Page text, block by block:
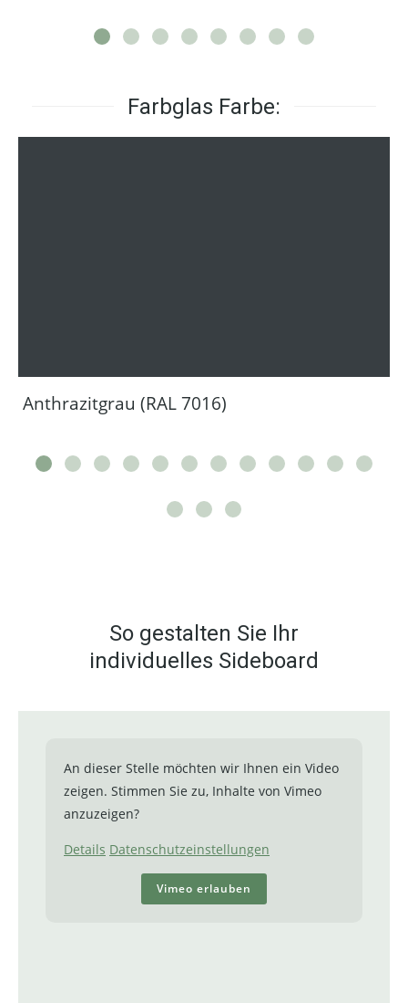
Farbglas Farbe:
Anthrazitgrau (RAL 7016)
So gestalten Sie Ihr
individuelles Sideboard
An dieser Stelle möchten wir Ihnen ein Video
zeigen. Stimmen Sie zu, Inhalte von Vimeo
anzuzeigen?
Details Datenschutzeinstellungen
Vimeo erlauben